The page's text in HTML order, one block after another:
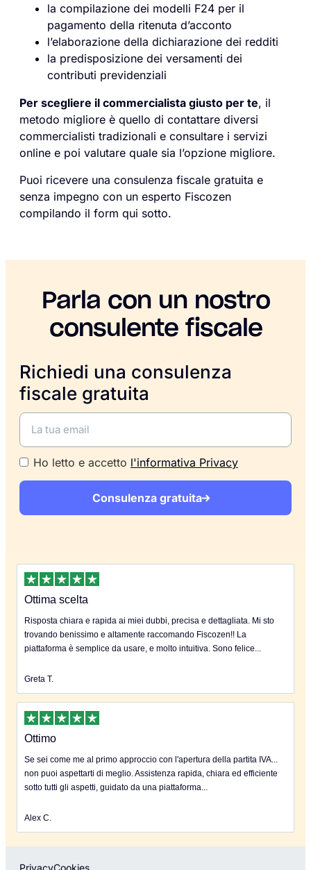
la compilazione dei modelli F24 per il
pagamento della ritenuta d’acconto
l’elaborazione della dichiarazione dei redditi
la predisposizione dei versamenti dei
contributi previdenziali
Per scegliere il commercialista giusto per te, il
metodo migliore è quello di contattare diversi
commercialisti tradizionali e consultare i servizi
online e poi valutare quale sia l’opzione migliore.
Puoi ricevere una consulenza fiscale gratuita e
senza impegno con un esperto Fiscozen
compilando il form qui sotto.
Parla con un nostro
consulente fiscale
Richiedi una consulenza
fiscale gratuita
Ho letto e accetto l'informativa Privacy
Consulenza gratuita
Ottima scelta
Risposta chiara e rapida ai miei dubbi, precisa e dettagliata. Mi sto
trovando benissimo e altamente raccomando Fiscozen!! La
piattaforma è semplice da usare, e molto intuitiva. Sono felice...
Greta T.
Ottimo
Se sei come me al primo approccio con l'apertura della partita IVA...
non puoi aspettarti di meglio. Assistenza rapida, chiara ed efficiente
sotto tutti gli aspetti, guidato da una piattaforma...
Alex C.
PrivacyCookies